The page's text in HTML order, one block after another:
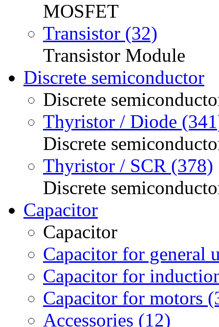
MOSFET
Transistor (32)
Transistor Module
Discrete semiconductor
Discrete
Thyristor / Diode
Discrete
Thyristor / SCR (378)
Discrete
Capacitor
Capacitor
Capacitor for general
Capacitor for
Capacitor for motors
Accessories (12)